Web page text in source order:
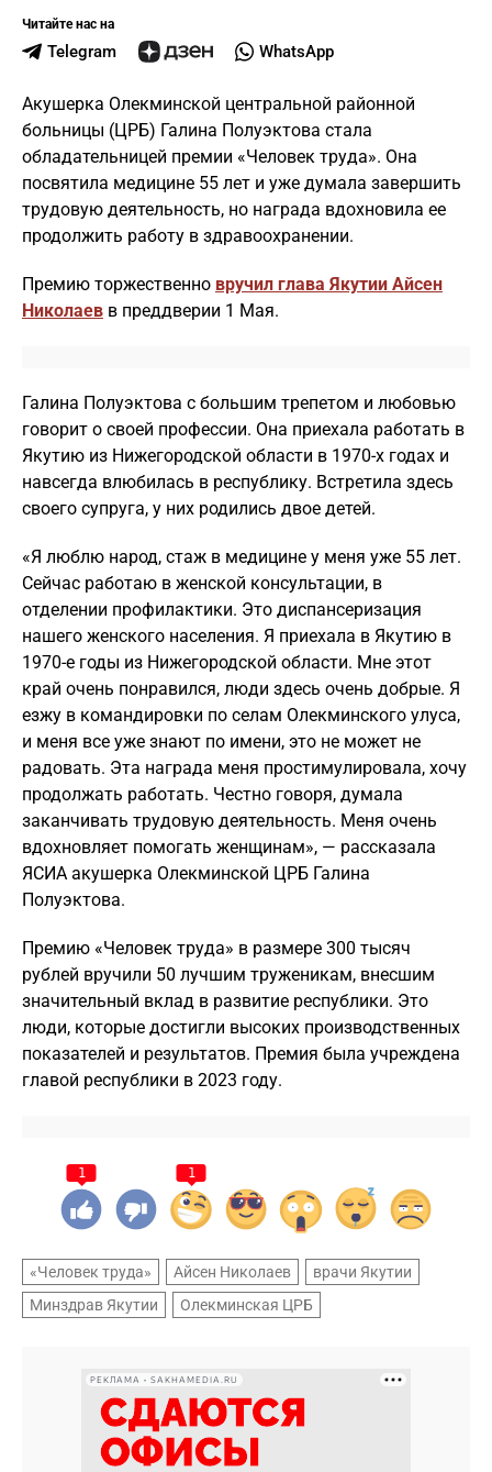
Читайте нас на
Telegram WhatsApp
Акушерка Олекминской центральной районной
больницы (ЦРБ) Галина Полуэктова стала
обладательницей премии «Человек труда». Она
посвятила медицине 55 лет и уже думала завершить
трудовую деятельность, но награда вдохновила ее
продолжить работу в здравоохранении.
Премию торжественно вручил глава Якутии Айсен
Николаев в преддверии 1 Мая.
Галина Полуэктова с большим трепетом и любовью
говорит о своей профессии. Она приехала работать в
Якутию из Нижегородской области в 1970-х годах и
навсегда влюбилась в республику. Встретила здесь
своего супруга, у них родились двое детей.
«Я люблю народ, стаж в медицине у меня уже 55 лет.
Сейчас работаю в женской консультации, в
отделении профилактики. Это диспансеризация
нашего женского населения. Я приехала в Якутию в
1970-е годы из Нижегородской области. Мне этот
край очень понравился, люди здесь очень добрые. Я
езжу в командировки по селам Олекминского улуса,
и меня все уже знают по имени, это не может не
радовать. Эта награда меня простимулировала, хочу
продолжать работать. Честно говоря, думала
заканчивать трудовую деятельность. Меня очень
вдохновляет помогать женщинам», — рассказала
ЯСИА акушерка Олекминской ЦРБ Галина
Полуэктова.
Премию «Человек труда» в размере 300 тысяч
рублей вручили 50 лучшим труженикам, внесшим
значительный вклад в развитие республики. Это
люди, которые достигли высоких производственных
показателей и результатов. Премия была учреждена
главой республики в 2023 году.
1 1
«Человек труда» Айсен Николаев
врачи Якутии
Минздрав Якутии
Олекминская ЦРБ
РЕКЛАМА • SAKHAMEDIA.RU